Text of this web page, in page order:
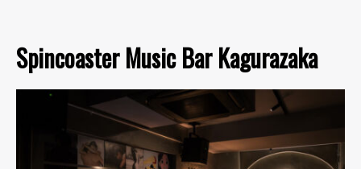
Spincoaster Music Bar Kagurazaka